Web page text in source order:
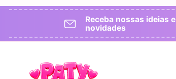
Receba nossas ideias e
novidades